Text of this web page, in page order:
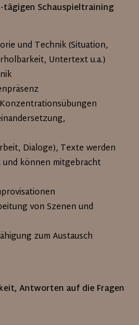
Schauspieltraining
und Technik (Situation,
Untertext u.a.)
Dialoge), Texte werden
können mitgebracht
von Szenen und
zum Austausch
Antworten auf die Fragen